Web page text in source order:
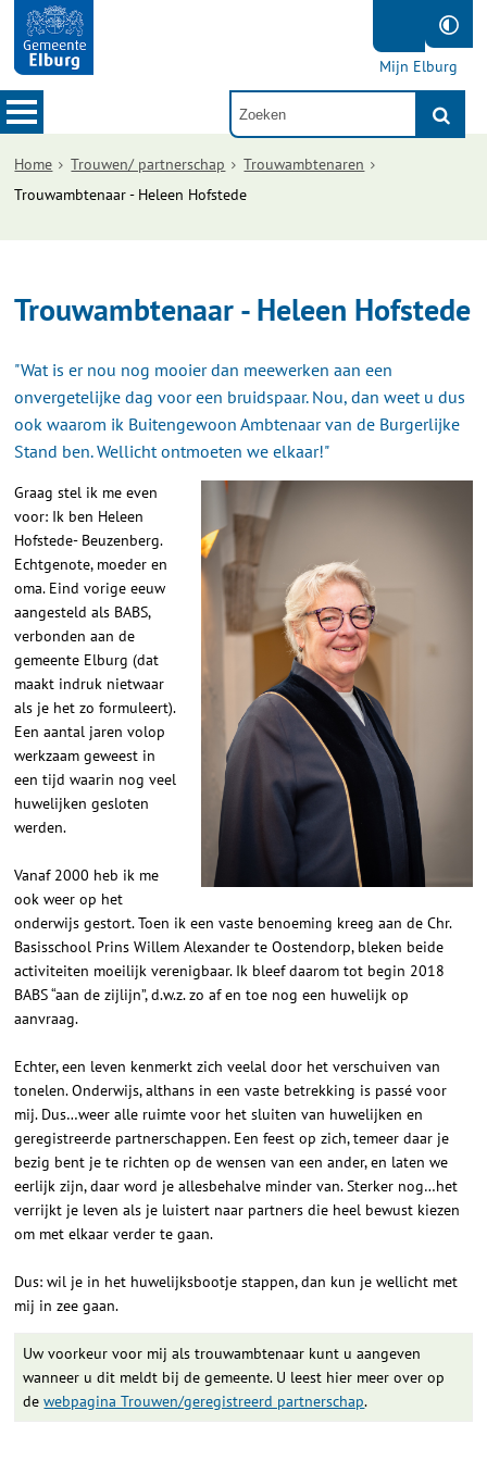
Mijn Elburg
Home Trouwen/ partnerschap
Trouwambtenaren
Trouwambtenaar - Heleen Hofstede
Trouwambtenaar - Heleen Hofstede
"Wat is er nou nog mooier dan meewerken aan een
onvergetelijke dag voor een bruidspaar. Nou, dan weet u dus
ook waarom ik Buitengewoon Ambtenaar van de Burgerlijke
Stand ben. Wellicht ontmoeten we elkaar!"
Graag stel ik me even
voor: Ik ben Heleen
Hofstede- Beuzenberg.
Echtgenote, moeder en
oma. Eind vorige eeuw
aangesteld als BABS,
verbonden aan de
gemeente Elburg (dat
maakt indruk nietwaar
als je het zo formuleert).
Een aantal jaren volop
werkzaam geweest in
een tijd waarin nog veel
huwelijken gesloten
werden.
Vanaf 2000 heb ik me
ook weer op het
onderwijs gestort. Toen ik een vaste benoeming kreeg aan de Chr.
Basisschool Prins Willem Alexander te Oostendorp, bleken beide
activiteiten moeilijk verenigbaar. Ik bleef daarom tot begin 2018
BABS “aan de zijlijn”, d.w.z. zo af en toe nog een huwelijk op
aanvraag.
Echter, een leven kenmerkt zich veelal door het verschuiven van
tonelen. Onderwijs, althans in een vaste betrekking is passé voor
mij. Dus…weer alle ruimte voor het sluiten van huwelijken en
geregistreerde partnerschappen. Een feest op zich, temeer daar je
bezig bent je te richten op de wensen van een ander, en laten we
eerlijk zijn, daar word je allesbehalve minder van. Sterker nog…het
verrijkt je leven als je luistert naar partners die heel bewust kiezen
om met elkaar verder te gaan.
Dus: wil je in het huwelijksbootje stappen, dan kun je wellicht met
mij in zee gaan.
Uw voorkeur voor mij als trouwambtenaar kunt u aangeven
wanneer u dit meldt bij de gemeente. U leest hier meer over op
dewebpagina Trouwen/geregistreerd partnerschap.